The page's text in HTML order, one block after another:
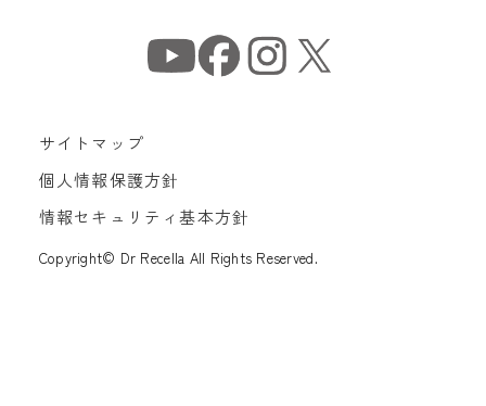
サイトマップ
個人情報保護方針
情報セキュリティ基本方針
Copyright© Dr Recella All Rights Reserved.